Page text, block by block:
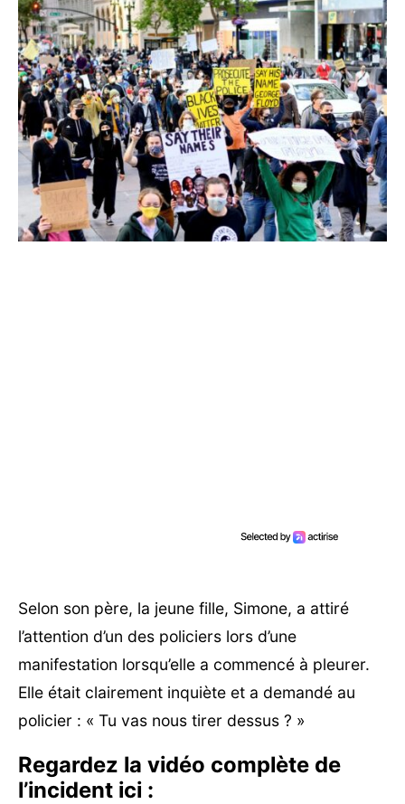
Selon son père, la jeune fille, Simone, a attiré
l’attention d’un des policiers lors d’une
manifestation lorsqu’elle a commencé à pleurer.
Elle était clairement inquiète et a demandé au
policier : « Tu vas nous tirer dessus ? »
Regardez la vidéo complète de
l’incident ici :